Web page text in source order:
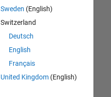
Sweden (English)
Switzerland
Deutsch
English
Français
United Kingdom(English)